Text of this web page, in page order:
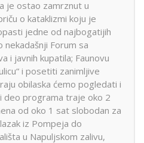
je ostao zamrznut u
o kataklizmi koju je
jedne od najbogatijih
nekadašnji Forum sa
i javnih kupatila; Faunovu
i posetiti zanimljive
obilaska ćemo pogledati i
deo programa traje oko 2
od oko 1 sat slobodan za
iz Pompeja do
u Napuljskom zalivu,